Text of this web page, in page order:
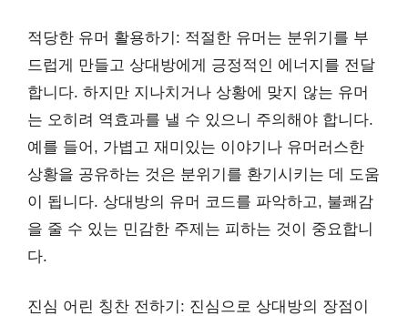
적당한 유머 활용하기: 적절한 유머는 분위기를 부
드럽게 만들고 상대방에게 긍정적인 에너지를 전달
합니다. 하지만 지나치거나 상황에 맞지 않는 유머
는 오히려 역효과를 낼 수 있으니 주의해야 합니다.
예를 들어, 가볍고 재미있는 이야기나 유머러스한
상황을 공유하는 것은 분위기를 환기시키는 데 도움
이 됩니다. 상대방의 유머 코드를 파악하고, 불쾌감
을 줄 수 있는 민감한 주제는 피하는 것이 중요합니
다.
진심 어린 칭찬 전하기: 진심으로 상대방의 장점이